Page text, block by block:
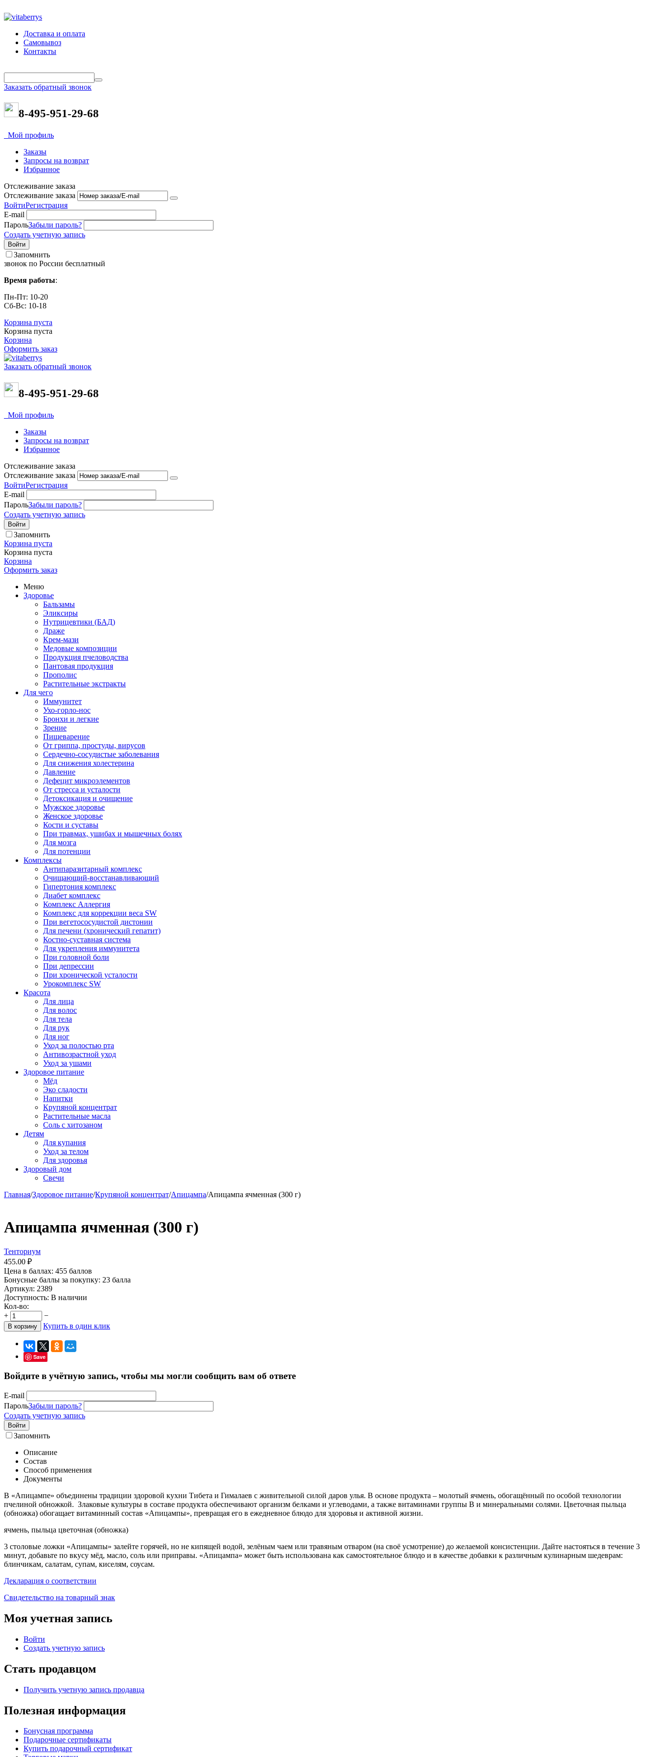
Доставка и оплата
Самовывоз
Контакты
Заказать обратный звонок
8-495-951-29-68
Мой профиль
Заказы
Запросы на возврат
Избранное
Отслеживание заказа
Отслеживание заказа
ВойтиРегистрация
E-mail
ПарольЗабыли пароль?
Создать учетную запись
Войти
Запомнить
звонок по России бесплатный
Время работы:
Пн-Пт: 10-20
Сб-Вс: 10-18
Корзина пуста
Корзина пуста
Корзина
Оформить заказ
Заказать обратный звонок
8-495-951-29-68
Мой профиль
Заказы
Запросы на возврат
Избранное
Отслеживание заказа
Отслеживание заказа
ВойтиРегистрация
E-mail
ПарольЗабыли пароль?
Создать учетную запись
Войти
Запомнить
Корзина пуста
Корзина пуста
Корзина
Оформить заказ
Меню
Здоровье
Бальзамы
Эликсиры
Нутрицевтики (БАД)
Драже
Крем-мази
Медовые композиции
Продукция пчеловодства
Пантовая продукция
Прополис
Растительные экстракты
Для чего
Иммунитет
Ухо-горло-нос
Бронхи и легкие
Зрение
Пищеварение
От гриппа, простуды, вирусов
Сердечно-сосудистые заболевания
Для снижения холестерина
Давление
Дефецит микроэлементов
От стресса и усталости
Детоксикация и очищение
Мужское здоровье
Женское здоровье
Кости и суставы
При травмах, ушибах и мышечных болях
Для мозга
Для потенции
Комплексы
Антипаразитарный комплекс
Очищающий-восстанавливающий
Гипертония комплекс
Диабет комплекс
Комплекс Аллергия
Комплекс для коррекции веса SW
При вегетососудистой дистонии
Для печени (хронический гепатит)
Костно-суставная система
Для укрепления иммунитета
При головной боли
При депрессии
При хронической усталости
Урокомплекс SW
Красота
Для лица
Для волос
Для тела
Для рук
Для ног
Уход за полостью рта
Антивозрастной уход
Уход за ушами
Здоровое питание
Мёд
Эко сладости
Напитки
Крупяной концентрат
Растительные масла
Соль с хитозаном
Детям
Для купания
Уход за телом
Для здоровья
Здоровый дом
Свечи
Главная/Здоровое питание/Крупяной концентрат/Апицампа/Апицампа ячменная (300 г)
Апицампа ячменная (300 г)
Тенториум
455.00 ₽
Цена в баллах: 455 баллов
Бонусные баллы за покупку: 23 балла
Артикул: 2389
Доступность: В наличии
Кол-во:
+
−
В корзину Купить в один клик
Save
Войдите в учётную запись, чтобы мы могли сообщить вам об ответе
E-mail
ПарольЗабыли пароль?
Создать учетную запись
Войти
Запомнить
Описание
Состав
Способ применения
Документы
В «Апицампе» объединены традиции здоровой кухни Тибета и Гималаев с живительной силой даров улья. В основе продукта – молотый ячмень, обогащённый по особой технологии
пчелиной обножкой. Злаковые культуры в составе продукта обеспечивают организм белками и углеводами, а также витаминами группы В и минеральными солями. Цветочная пыльца
(обножка) обогащает витаминный состав «Апицампы», превращая его в ежедневное блюдо для здоровья и активной жизни.
ячмень, пыльца цветочная (обножка)
3 столовые ложки «Апицампы» залейте горячей, но не кипящей водой, зелёным чаем или травяным отваром (на своё усмотрение) до желаемой консистенции. Дайте настояться в течение 3
минут, добавьте по вкусу мёд, масло, соль или приправы. «Апицампа» может быть использована как самостоятельное блюдо и в качестве добавки к различным кулинарным шедеврам:
блинчикам, салатам, супам, киселям, соусам.
Декларация о соответствии
Свидетельство на товарный знак
Моя учетная запись
Войти
Создать учетную запись
Стать продавцом
Получить учетную запись продавца
Полезная информация
Бонусная программа
Подарочные сертификаты
Купить подарочный сертификат